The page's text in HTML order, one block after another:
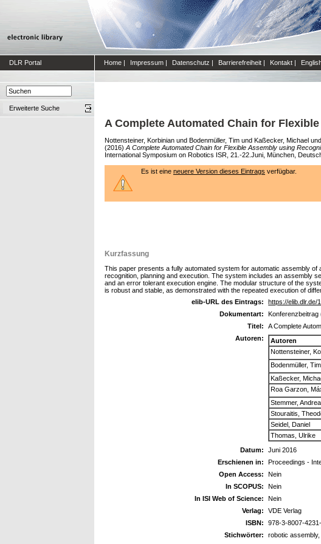
DLR Portal Home | Impressum | Datenschutz | Barrierefreiheit | Kontakt |
Erweiterte Suche
A Complete Automated Chain for
Nottensteiner, Korbinian und Bodenmüller, Tim und Kaßecker, Michael und
(2016) A Complete Automated Chain for Flexible Assembly using
International Symposium on Robotics ISR, 21.-22.Juni, München,
Es ist eine neuere Version dieses Eintrags verfügbar.
Kurzfassung
This paper presents a fully automated system for automatic assembly
recognition, planning and execution. The system includes an assembly
and an error tolerant execution engine. The modular structure of the
is robust and stable, as demonstrated with the repeated execution of
elib-URL des Eintrags:
https://elib.dlr.de/
Dokumentart:
Konferenzbeitrag
Titel:
A Complete
Autoren:
Autoren
Nottensteiner,
Bodenmüller, Tim
Kaßecker,
Roa Garzon,
Stemmer,
Stouraitis,
Seidel, Daniel
Thomas, Ulrike
Datum:
Juni 2016
Erschienen in:
Proceedings -
Open Access:
Nein
In SCOPUS:
Nein
In ISI Web of Science:
Nein
Verlag:
VDE Verlag
ISBN:
978-3-8007-
Stichwörter:
robotic